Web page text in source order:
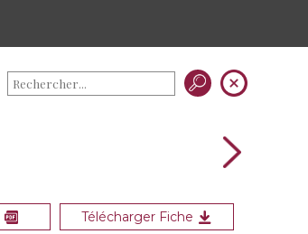
Télécharger Fiche